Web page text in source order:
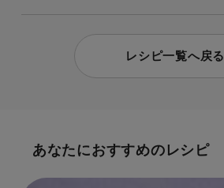
レシピ一覧へ戻る
あなたにおすすめのレシピ